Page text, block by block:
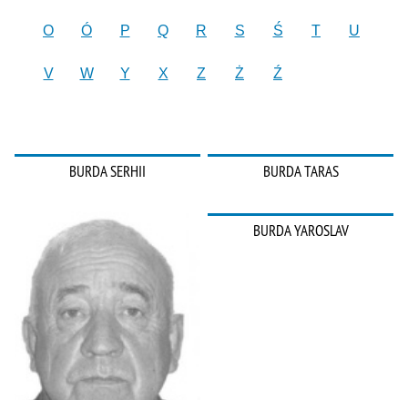
O Ó P Q R S Ś T U
V W Y X Z Ż Ź
BURDA SERHII BURDA TARAS
BURDA YAROSLAV